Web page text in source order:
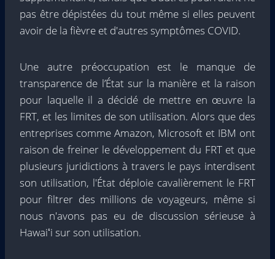
pas être dépistées du tout même si elles peuvent
avoir de la fièvre et d'autres symptômes COVID.
Une autre préoccupation est le manque de
transparence de l’État sur la manière et la raison
pour laquelle il a décidé de mettre en œuvre la
FRT, et les limites de son utilisation. Alors que des
entreprises comme Amazon, Microsoft et IBM ont
raison de freiner le développement du FRT et que
plusieurs juridictions à travers le pays interdisent
son utilisation, l'État déploie cavalièrement le FRT
pour filtrer des millions de voyageurs, même si
nous n'avons pas eu de discussion sérieuse à
Hawaiʻi sur son utilisation.